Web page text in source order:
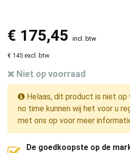
€ 175,45 incl. btw
€ 145 excl. btw
Niet op voorraad
Helaas, dit product is niet op
no time kunnen wij het voor u
met ons op voor meer
De goedkoopste op de